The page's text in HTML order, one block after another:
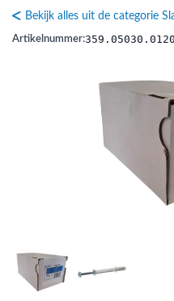
(Expansievaten)
(Flexibele slangen)
(Hemelwaterafvoer &
(Installatiemateriaal)
Bekijk alles uit de categorie
Artikelnummer:359.05030.0120